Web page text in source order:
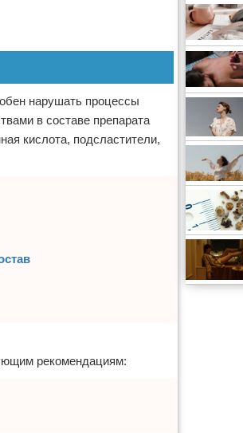
нарушать процессы
в составе препарата
кислота, подсластители,
рекомендациям: